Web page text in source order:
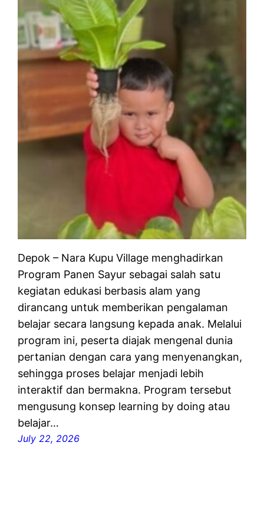
Depok – Nara Kupu Village menghadirkan
Program Panen Sayur sebagai salah satu
kegiatan edukasi berbasis alam yang
dirancang untuk memberikan pengalaman
belajar secara langsung kepada anak. Melalui
program ini, peserta diajak mengenal dunia
pertanian dengan cara yang menyenangkan,
sehingga proses belajar menjadi lebih
interaktif dan bermakna. Program tersebut
mengusung konsep learning by doing atau
belajar…
July 22, 2026